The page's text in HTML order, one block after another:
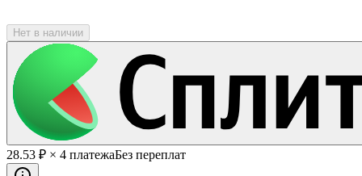
Нет в наличии
28.53 ₽ × 4 платежаБез переплат